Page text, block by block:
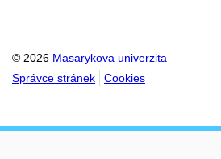
© 2026 Masarykova univerzita
Správce stránek
Cookies